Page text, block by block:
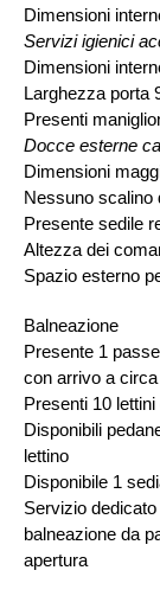
Dimensioni
Servizi igienici
Dimensioni
Larghezza porta
Presenti
Docce esterne
Dimensioni
Nessuno scalino
Presente sedile
Altezza dei
Spazio esterno
Balneazione
Presente 1
con arrivo a
Presenti 10
Disponibili
lettino
Disponibile 1
Servizio
balneazione da
apertura